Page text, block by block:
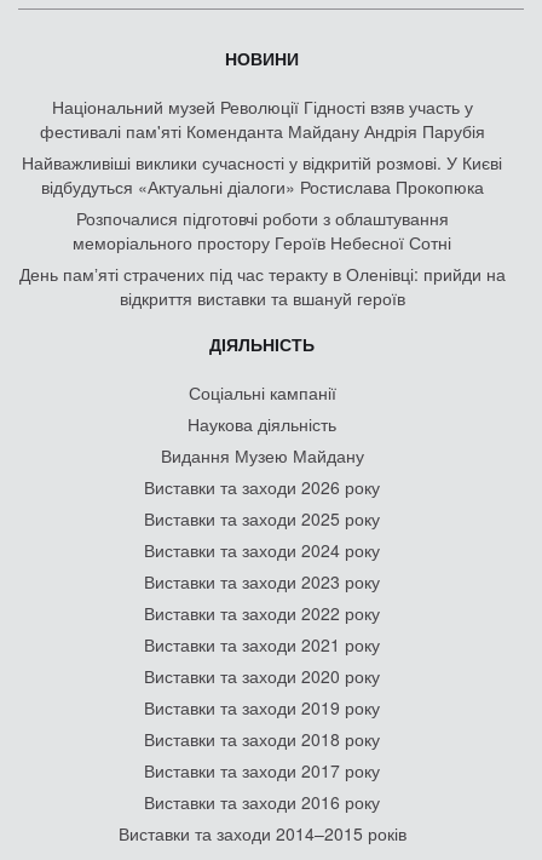
НОВИНИ
Національний музей Революції Гідності взяв участь у
фестивалі пам'яті Коменданта Майдану Андрія Парубія
Найважливіші виклики сучасності у відкритій розмові. У Києві
відбудуться «Актуальні діалоги» Ростислава Прокопюка
Розпочалися підготовчі роботи з облаштування
меморіального простору Героїв Небесної Сотні
День памʼяті страчених під час теракту в Оленівці: прийди на
відкриття виставки та вшануй героїв
ДІЯЛЬНІСТЬ
Соціальні кампанії
Наукова діяльність
Видання Музею Майдану
Виставки та заходи 2026 року
Виставки та заходи 2025 року
Виставки та заходи 2024 року
Виставки та заходи 2023 року
Виставки та заходи 2022 року
Виставки та заходи 2021 року
Виставки та заходи 2020 року
Виставки та заходи 2019 року
Виставки та заходи 2018 року
Виставки та заходи 2017 року
Виставки та заходи 2016 року
Виставки та заходи 2014–2015 років